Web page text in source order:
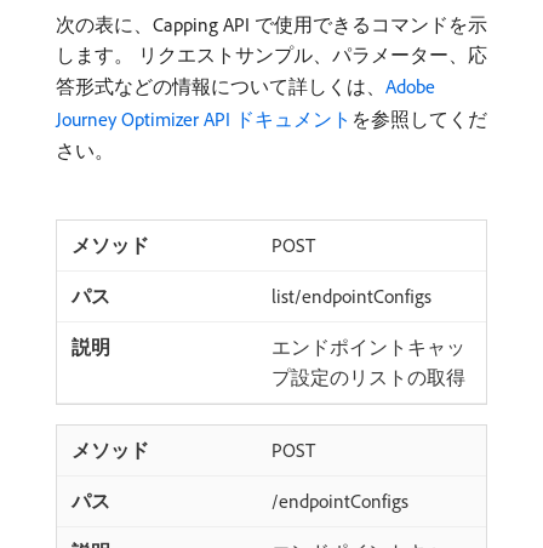
次の表に、Capping API で使用できるコマンドを示
します。 リクエストサンプル、パラメーター、応
答形式などの情報について詳しくは、 Adobe
Journey Optimizer API ドキュメント を参照してくだ
さい。
POST
list/endpointConfigs
エンドポイントキャッ
プ設定のリストの取得
POST
/endpointConfigs